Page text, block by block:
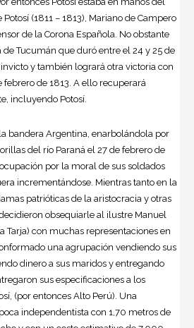
(1811 – 1813), Mariano de Campero
de la Corona Española. No obstante
Tucumán que duró entre el 24 y 25 de
y también logrará otra victoria con
febrero de 1813. A ello recuperará
incluyendo Potosí.
bandera Argentina, enarbolándola por
del río Paraná el 27 de febrero de
por la moral de sus soldados
incrementándose. Mientras tanto en la
patrióticas de la aristocracia y otras
obsequiarle al ilustre Manuel
Tarja) con muchas representaciones en
una agrupación vendiendo sus
dinero a sus maridos y entregando
sus especificaciones a los
(por entonces Alto Perú). Una
independentista con 1,70 metros de